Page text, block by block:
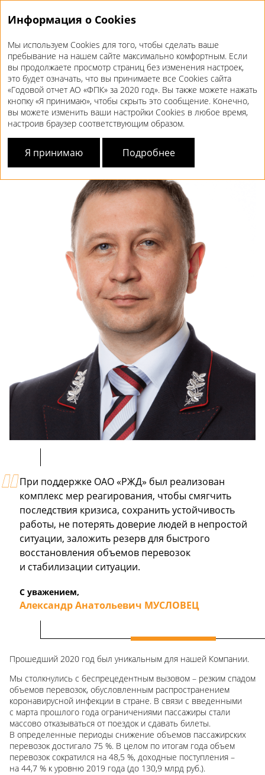
Годовой отчет 2020
ОБРАЩЕНИЕЗАМЕСТИТЕЛЯ
ГЕНЕРАЛЬНОГО ДИРЕКТОРА ПО
ФИНАНСОВО-ЭКОНОМИЧЕСКОМУ
БЛОКУ
При поддержке ОАО «РЖД» был реализован
комплекс мер реагирования, чтобы смягчить
последствия кризиса, сохранить устойчивость
работы, не потерять доверие людей в непростой
ситуации, заложить резерв для быстрого
восстановления объемов перевозок
и стабилизации ситуации.
С уважением,
Александр Анатольевич МУСЛОВЕЦ
Прошедший 2020 год был уникальным для нашей Компании.
Мы столкнулись с беспрецедентным вызовом – резким спадом
объемов перевозок, обусловленным распространением
коронавирусной инфекции в стране. В связи с введенными
с марта прошлого года ограничениями пассажиры стали
массово отказываться от поездок и сдавать билеты.
В определенные периоды снижение объемов пассажирских
перевозок достигало 75 %. В целом по итогам года объем
перевозок сократился на 48,5 %, доходные поступления –
на 44,7 % к уровню 2019 года (до 130,9 млрд руб.).
Информация о Cookies
Мы используем Cookies для того, чтобы сделать ваше
пребывание на нашем сайте максимально комфортным. Если
вы продолжаете просмотр страниц без изменения настроек,
это будет означать, что вы принимаете все Cookies сайта
«Годовой отчет АО «ФПК» за 2020 год». Вы также можете нажать
кнопку «Я принимаю», чтобы скрыть это сообщение. Конечно,
вы можете изменить ваши настройки Cookies в любое время,
настроив браузер соответствующим образом.
Я принимаю Подробнее